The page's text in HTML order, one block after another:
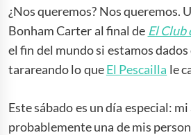
¿Nos queremos? Nos queremos.
Bonham Carter al final de El Club
el fin del mundo si estamos dados
tarareando lo queEl Pescailla le
Este sábado es un día especial: mi
probablemente una de mis